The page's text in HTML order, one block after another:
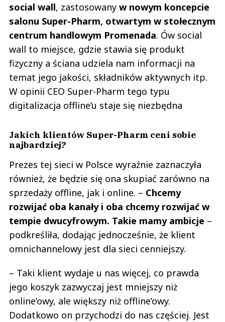
social wall, zastosowany w nowym koncepcie
salonu Super-Pharm, otwartym w stołecznym
centrum handlowym Promenada. Ów social
wall to miejsce, gdzie stawia się produkt
fizyczny a ściana udziela nam informacji na
temat jego jakości, składników aktywnych itp.
W opinii CEO Super-Pharm tego typu
digitalizacja offline’u staje się niezbędna
Jakich klientów Super-Pharm ceni sobie
najbardziej?
Prezes tej sieci w Polsce wyraźnie zaznaczyła
również, że będzie się ona skupiać zarówno na
sprzedaży offline, jak i online. – Chcemy
rozwijać oba kanały i oba chcemy rozwijać w
tempie dwucyfrowym. Takie mamy ambicje –
podkreśliła, dodając jednocześnie, że klient
omnichannelowy jest dla sieci cenniejszy.
– Taki klient wydaje u nas więcej, co prawda
jego koszyk zazwyczaj jest mniejszy niż
online’owy, ale większy niż offline’owy.
Dodatkowo on przychodzi do nas częściej. Jest